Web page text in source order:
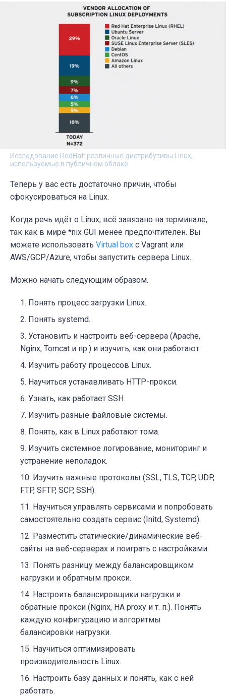
Исследование RedHat: различные дистрибутивы Linux,
используемые в публичном облаке
Теперь у вас есть достаточно причин, чтобы
сфокусироваться на Linux.
Когда речь идёт о Linux, всё завязано на терминале,
так как в мире *nix GUI менее предпочтителен. Вы
можете использовать Virtual box с Vagrant или
AWS/GCP/Azure, чтобы запустить сервера Linux.
Можно начать следующим образом.
Понять процесс загрузки Linux.
Понять systemd.
Установить и настроить веб-сервера (Apache,
Nginx, Tomcat и пр.) и изучить, как они работают.
Изучить работу процессов Linux.
Научиться устанавливать HTTP-прокси.
Узнать, как работает SSH.
Изучить разные файловые системы.
Понять, как в Linux работают тома.
Изучить системное логирование, мониторинг и
устранение неполадок.
Изучить важные протоколы (SSL, TLS, TCP, UDP,
FTP, SFTP, SCP, SSH).
Научиться управлять сервисами и попробовать
самостоятельно создать сервис (Initd, Systemd).
Разместить статические/динамические веб-
сайты на веб-серверах и поиграть с настройками.
Понять разницу между балансировщиком
нагрузки и обратным прокси.
Настроить балансировщики нагрузки и
обратные прокси (Nginx, HA proxy и т. п.). Понять
каждую конфигурацию и алгоритмы
балансировки нагрузки.
Научиться оптимизировать
производительность Linux.
Настроить базу данных и понять, как с ней
работать.